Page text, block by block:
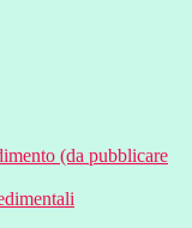
(da pubblicare